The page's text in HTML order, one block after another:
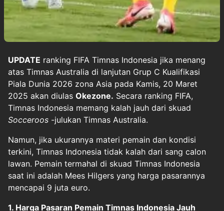
UPDATE ranking FIFA Timnas Indonesia jika menang
atas Timnas Australia di lanjutan Grup C Kualifikasi
Piala Dunia 2026 zona Asia pada Kamis, 20 Maret
2025 akan diulas Okezone. Secara ranking FIFA,
Timnas Indonesia memang kalah jauh dari skuad
Socceroos -julukan Timnas Australia.
Namun, jika ukurannya materi pemain dan kondisi
terkini, Timnas Indonesia tidak kalah dari sang calon
lawan. Pemain termahal di skuad Timnas Indonesia
saat ini adalah Mees Hilgers yang harga pasarannya
mencapai 9 juta euro.
1. Harga Pasaran Pemain Timnas Indonesia Jauh